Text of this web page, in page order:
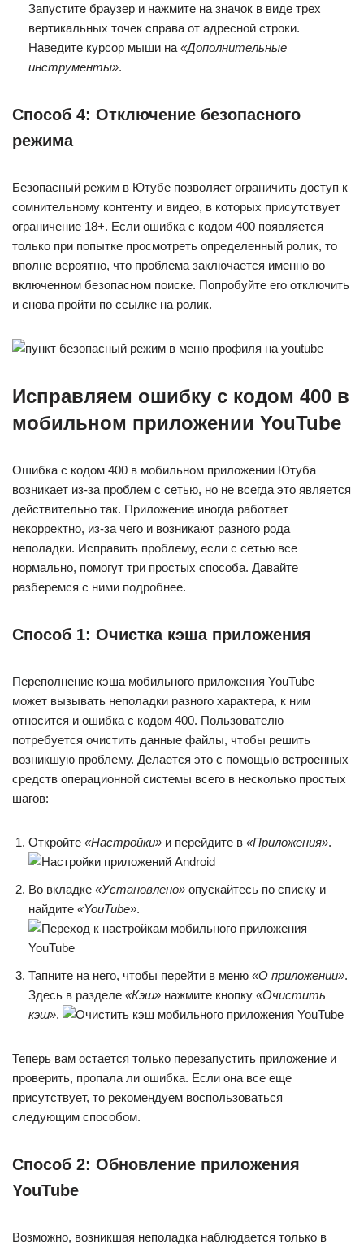
Запустите браузер и нажмите на значок в виде трех
вертикальных точек справа от адресной строки.
Наведите курсор мыши на «Дополнительные
инструменты».
Способ 4: Отключение безопасного
режима
Безопасный режим в Ютубе позволяет ограничить доступ к
сомнительному контенту и видео, в которых присутствует
ограничение 18+. Если ошибка с кодом 400 появляется
только при попытке просмотреть определенный ролик, то
вполне вероятно, что проблема заключается именно во
включенном безопасном поиске. Попробуйте его отключить
и снова пройти по ссылке на ролик.
Исправляем ошибку с кодом 400 в
мобильном приложении YouTube
Ошибка с кодом 400 в мобильном приложении Ютуба
возникает из-за проблем с сетью, но не всегда это является
действительно так. Приложение иногда работает
некорректно, из-за чего и возникают разного рода
неполадки. Исправить проблему, если с сетью все
нормально, помогут три простых способа. Давайте
разберемся с ними подробнее.
Способ 1: Очистка кэша приложения
Переполнение кэша мобильного приложения YouTube
может вызывать неполадки разного характера, к ним
относится и ошибка с кодом 400. Пользователю
потребуется очистить данные файлы, чтобы решить
возникшую проблему. Делается это с помощью встроенных
средств операционной системы всего в несколько простых
шагов:
Откройте «Настройки» и перейдите в «Приложения».
Во вкладке «Установлено» опускайтесь по списку и
найдите «YouTube».
Тапните на него, чтобы перейти в меню «О приложении».
Здесь в разделе «Кэш» нажмите кнопку «Очистить
кэш».
Теперь вам остается только перезапустить приложение и
проверить, пропала ли ошибка. Если она все еще
присутствует, то рекомендуем воспользоваться
следующим способом.
Способ 2: Обновление приложения
YouTube
Возможно, возникшая неполадка наблюдается только в